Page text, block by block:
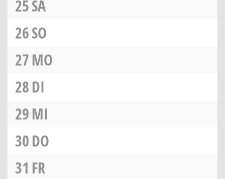
25SA
26SO
27MO
28DI
29MI
30DO
31 FR